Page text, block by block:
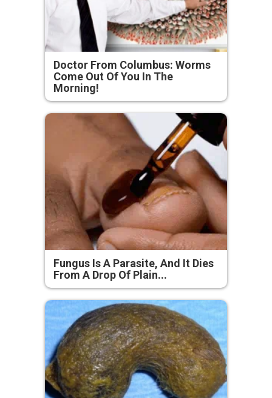
Doctor From Columbus: Worms
Come Out Of You In The
Morning!
Fungus Is A Parasite, And It Dies
From A Drop Of Plain...